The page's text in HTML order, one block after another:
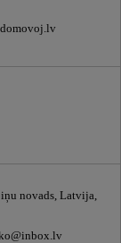
novads, Latvija,